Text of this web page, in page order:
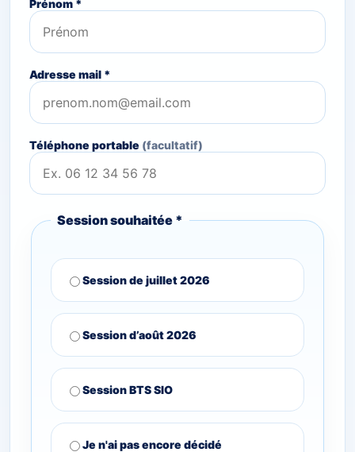
Prénom *
Adresse mail *
Téléphone portable (facultatif)
Session souhaitée *
Session de juillet 2026
Session d’août 2026
Session BTS SIO
Je n'ai pas encore décidé